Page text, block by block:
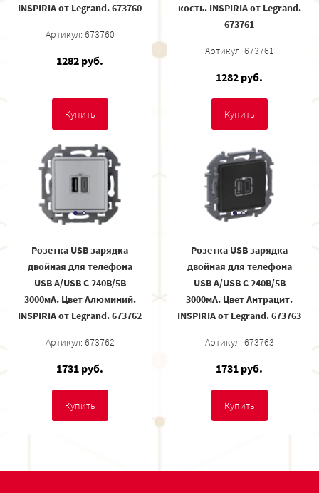
INSPIRIA от Legrand. 673760
Артикул: 673760
1282 руб.
Купить
кость. INSPIRIA от Legrand.
673761
Артикул: 673761
1282 руб.
Купить
Розетка USB зарядка
двойная для телефона
USB A/USB C 240В/5В
3000мА. Цвет Алюминий.
INSPIRIA от Legrand. 673762
Артикул: 673762
1731 руб.
Купить
Розетка USB зарядка
двойная для телефона
USB A/USB C 240В/5В
3000мА. Цвет Антрацит.
INSPIRIA от Legrand. 673763
Артикул: 673763
1731 руб.
Купить